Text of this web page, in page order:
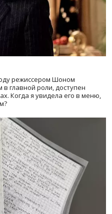
режиссером Шоном
главной роли, доступен
Когда я увидела его в меню,